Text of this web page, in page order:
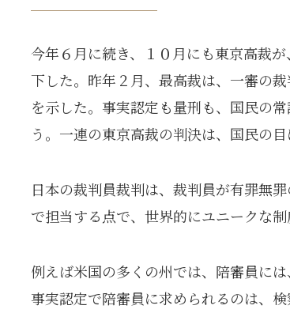
今年６月に続き、１０月にも東京高裁
下した。昨年２月、最高裁は、一審の
を示した。事実認定も量刑も、国民の
う。一連の東京高裁の判決は、国民の
日本の裁判員裁判は、裁判員が有罪無
で担当する点で、世界的にユニークな制
例えば米国の多くの州では、陪審員に
事実認定で陪審員に求められるのは、